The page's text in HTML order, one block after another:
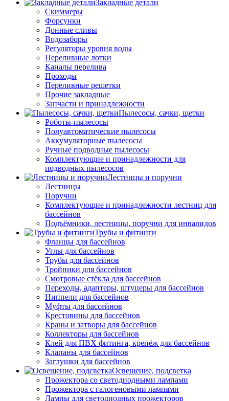
Закладные детали
Скиммеры
Форсунки
Донные сливы
Водозаборы
Регуляторы уровня воды
Переливные лотки
Каналы перелива
Проходы
Переливные решетки
Прочие закладные
Запчасти и принадлежности
Пылесосы, сачки, щетки
Роботы-пылесосы
Полуавтоматические пылесосы
Аккумуляторные пылесосы
Ручные подводные пылесосы
Комплектующие и принадлежности для
подводных пылесосов
Лестницы и поручни
Лестницы
Поручни
Комплектующие и принадлежности лестниц для
бассейнов
Подъёмники, лестницы, поручни для инвалидов
Трубы и фитинги
Фланцы для бассейнов
Углы для бассейнов
Трубы для бассейнов
Тройники для бассейнов
Смотровые стёкла для бассейнов
Переходы, адаптеры, штуцеры для бассейнов
Ниппели для бассейнов
Муфты для бассейнов
Крестовины для бассейнов
Краны и затворы для бассейнов
Коллекторы для бассейнов
Клей для ПВХ фитинга, крепёж для бассейнов
Клапаны для бассейнов
Заглушки для бассейнов
Освещение, подсветка
Прожектора со светодиодными лампами
Прожектора с галогеновыми лампами
Лампы для светодиодных прожекторов